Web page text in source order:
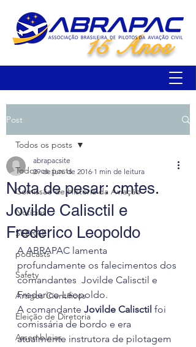
15 Anos
Post
Todos os posts
Comissão de História da Aviação
Notícias
SEBRAE
podcasts
Safety
Artigos Científicos
Eleição de Diretoria
Assembleias
Todos os posts
Nota de pesar: cmtes.
Jovilde Calisctil e
Frederico Leopoldo
abrapacsite
29 de jun. de 2016 1 min de leitura
A ABRAPAC lamenta
profundamente os falecimentos dos
comandantes  Jovilde Calisctil e
Frederico Leopoldo.
A comandante Jovilde Calisctil foi
comissária de bordo e era
atualmente instrutora de pilotagem